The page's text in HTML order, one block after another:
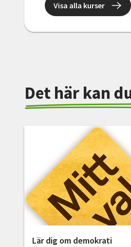
Visa alla kurser
Det här kan
Lär dig om demokrati